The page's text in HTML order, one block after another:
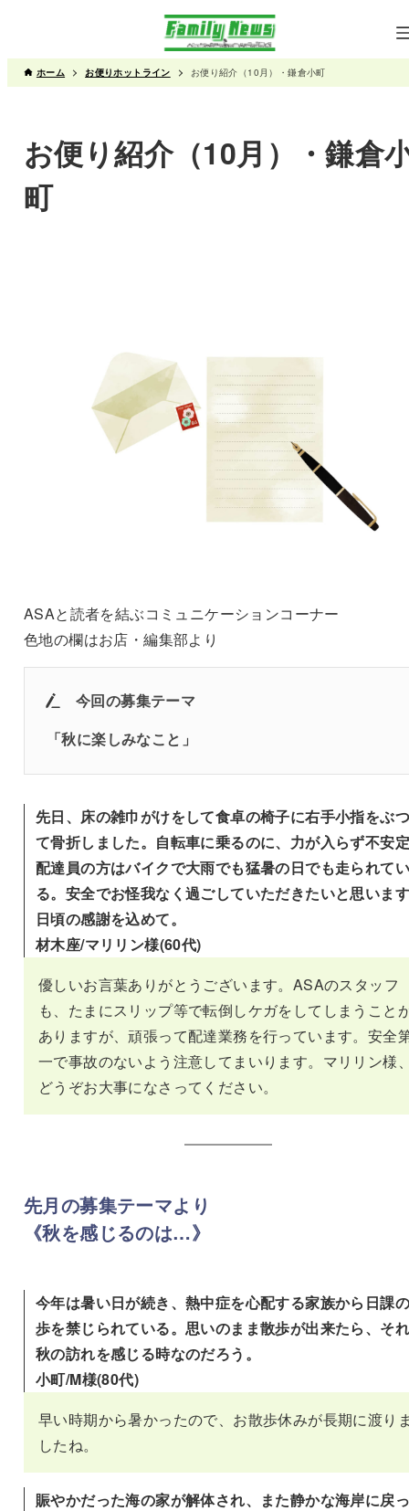
ホーム お便りホットライン お便り紹介（10月）・鎌倉小町
お便り紹介（10月）・鎌倉
町
ASAと読者を結ぶコミュニケーションコーナー
色地の欄はお店・編集部より
今回の募集テーマ
「秋に楽しみなこと 」
先日、床の雑巾がけをして食卓の椅子に右手小指をぶ
て骨折しました。自転車に乗るのに、力が入らず不安
配達員の方はバイクで大雨でも猛暑の日でも走られてい
る。安全でお怪我なく過ごしていただきたいと思いま
日頃の感謝を込めて。
材木座/マリリン様(60代)
優しいお言葉ありがとうございます。ASAのスタッフ
も、たまにスリップ等で転倒しケガをしてしまうこと
ありますが、頑張って配達業務を行っています。安全
一で事故のないよう注意してまいります。マリリン様
どうぞお大事になさってください。
先月の募集テーマより
《秋を感じるのは…》
今年は暑い日が続き、熱中症を心配する家族から日課
歩を禁じられている。思いのまま散歩が出来たら、そ
秋の訪れを感じる時なのだろう。
小町/M様(80代)
早い時期から暑かったので、お散歩休みが長期に渡り
したね。
賑やかだった海の家が解体され、また静かな海岸に戻